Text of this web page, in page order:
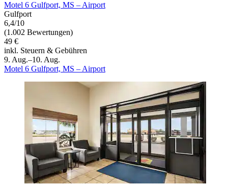
Motel 6 Gulfport, MS – Airport
Gulfport
6,4/10
(1.002 Bewertungen)
49 €
inkl. Steuern & Gebühren
9. Aug.–10. Aug.
Motel 6 Gulfport, MS – Airport